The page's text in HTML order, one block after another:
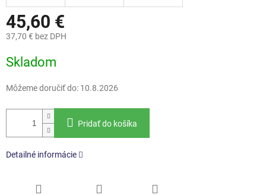
45,60 €
37,70 € bez DPH
cena:
Skladom
Môžeme doručiť do: 10.8.2026
Pridať do košíka
Detailné informácie